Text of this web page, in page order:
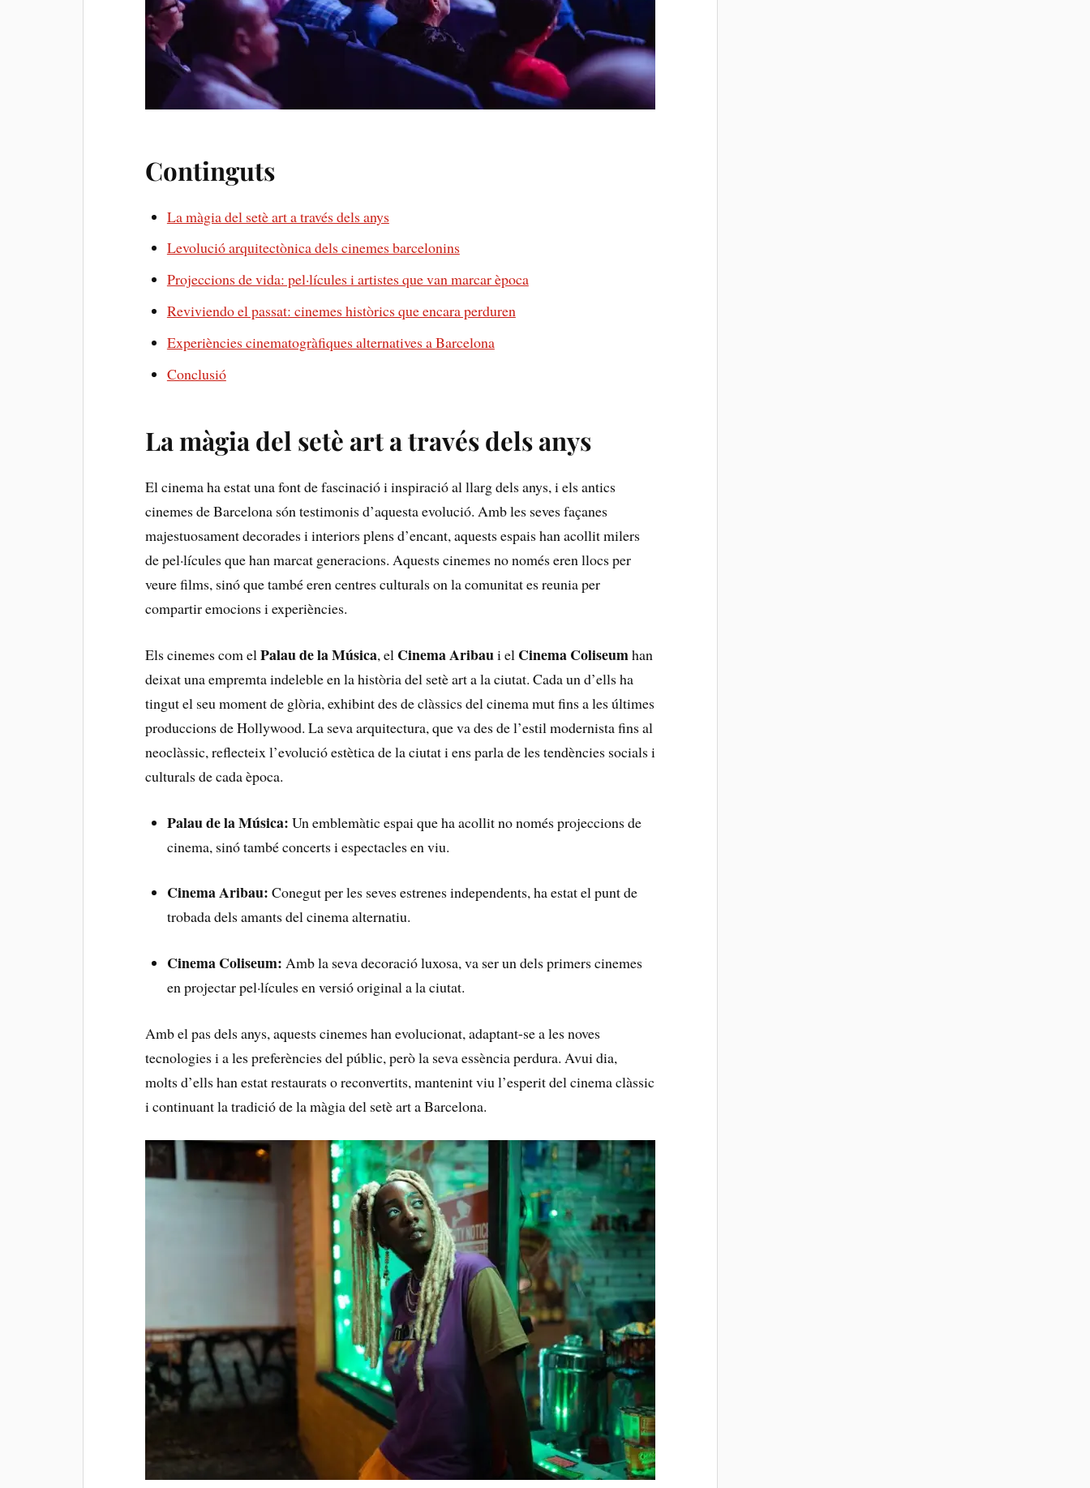
Continguts
La màgia ‌del setè art a través dels anys
Levolució arquitectònica dels cinemes barcelonins
Projeccions de vida: pel·lícules i artistes que van marcar època
Reviviendo el passat: cinemes ‌històrics que encara perduren
Experiències cinematogràfiques alternatives a Barcelona
Conclusió
La màgia del setè art⁤ a través dels ‍anys
El cinema ha estat una font‍ de⁤ fascinació i inspiració al ⁤llarg dels ‍anys,‌ i els antics
cinemes de Barcelona‌ són‍ testimonis‍ d’aquesta evolució. Amb les seves façanes
majestuosament decorades i interiors plens ⁢d’encant, aquests espais han acollit‌ milers​
de pel·lícules ​que han marcat generacions.‍ Aquests cinemes no només eren​ llocs per
veure⁤ films, sinó que també eren centres culturals on ⁣la comunitat es reunia ​per
compartir emocions ​i experiències.
Els cinemes com elPalau de la Música, el Cinema Aribaui el Cinema Coliseumhan
deixat una empremta ​indeleble ⁣en la història del setè ⁤art a la ciutat.‌ Cada⁢ un d’ells ha
tingut ‍el seu⁤ moment de glòria,‌ exhibint des de‍ clàssics del cinema mut fins a les últimes
produccions de ‍Hollywood. La⁣ seva arquitectura, que va des de‌ l’estil modernista fins al‌
neoclàssic,⁣ reflecteix l’evolució estètica⁣ de la ciutat i ens ⁤parla de les tendències socials ‌i
culturals de cada època.
Palau de la Música: Un emblemàtic‌ espai que ha acollit no només projeccions de
cinema, sinó també ⁢concerts i espectacles ⁣en viu.
Cinema Aribau: Conegut per⁢ les seves estrenes independents, ha ⁢estat el punt de
trobada ‍dels amants del cinema alternatiu.
Cinema Coliseum: Amb​ la seva decoració luxosa, va ser un ‍dels primers ⁢cinemes
en ⁢projectar ⁢pel·lícules en versió original a la ciutat.
Amb el pas dels anys, aquests cinemes han evolucionat, adaptant-se a ​les⁣ noves
‍tecnologies i a les preferències del públic, però la seva essència​ perdura. Avui dia,
molts d’ells han estat‍ restaurats o reconvertits, ⁢mantenint viu ​l’esperit del cinema clàssic
i continuant la tradició ⁣de la ⁤màgia del setè art a Barcelona.